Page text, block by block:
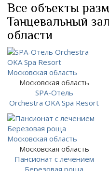
Все объекты
Танцевальный
области
Московская область
SPA-Отель
Orchestra OKA Spa Resort
Московская область
Пансионат с лечением
Березовая роща